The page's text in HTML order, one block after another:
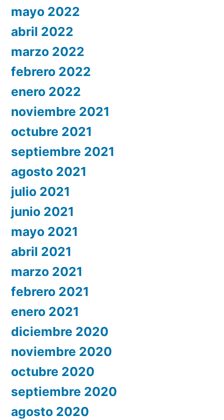
mayo 2022
abril 2022
marzo 2022
febrero 2022
enero 2022
noviembre 2021
octubre 2021
septiembre 2021
agosto 2021
julio 2021
junio 2021
mayo 2021
abril 2021
marzo 2021
febrero 2021
enero 2021
diciembre 2020
noviembre 2020
octubre 2020
septiembre 2020
agosto 2020